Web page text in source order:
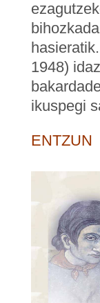
1948)
ikuspegi
ENTZUN